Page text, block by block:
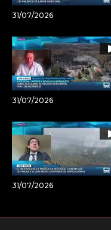
31/07/2026
31/07/2026
31/07/2026